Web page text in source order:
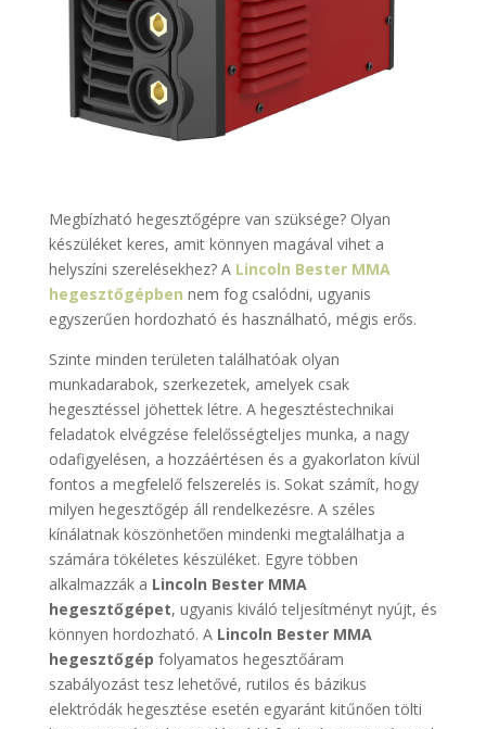
Megbízható hegesztőgépre van szüksége? Olyan
készüléket keres, amit könnyen magával vihet a
helyszíni szerelésekhez? A Lincoln Bester MMA
hegesztőgépben nem fog csalódni, ugyanis
egyszerűen hordozható és használható, mégis erős.
Szinte minden területen találhatóak olyan
munkadarabok, szerkezetek, amelyek csak
hegesztéssel jöhettek létre. A hegesztéstechnikai
feladatok elvégzése felelősségteljes munka, a nagy
odafigyelésen, a hozzáértésen és a gyakorlaton kívül
fontos a megfelelő felszerelés is. Sokat számít, hogy
milyen hegesztőgép áll rendelkezésre. A széles
kínálatnak köszönhetően mindenki megtalálhatja a
számára tökéletes készüléket. Egyre többen
alkalmazzák a Lincoln Bester MMA
hegesztőgépet, ugyanis kiváló teljesítményt nyújt, és
könnyen hordozható. A Lincoln Bester MMA
hegesztőgép folyamatos hegesztőáram
szabályozást tesz lehetővé, rutilos és bázikus
elektródák hegesztése esetén egyaránt kitűnően tölti